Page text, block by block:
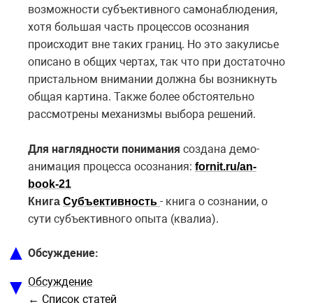
возможности субъективного самонаблюдения,
хотя большая часть процессов осознания
происходит вне таких границ. Но это закулисье
описано в общих чертах, так что при достаточно
пристальном внимании должна бы возникнуть
общая картина. Также более обстоятельно
рассмотрены механизмы выбора решений.
Для наглядности понимания создана демо-
анимация процесса осознания: fornit.ru/an-
book-21
Книга Субъективность - книга о сознании, о
сути субъективного опыта (квалиа).
Обсуждение:
Обсуждение
← Список статей
▲
▼